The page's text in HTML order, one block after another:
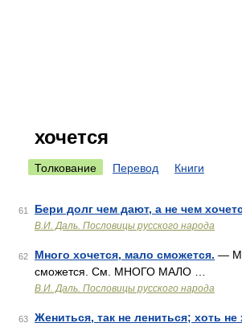
хочется
Толкование Перевод Книги
61 Бери долг чем дают, а не чем
В.И. Даль. Пословицы русского народа
62 Много хочется, мало сможется. —
сможется. См. МНОГО МАЛО …
В.И. Даль. Пословицы русского народа
63
Жениться, так не лениться; хоть не